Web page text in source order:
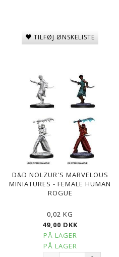
TILFØJ ØNSKELISTE
D&D NOLZUR'S MARVELOUS
MINIATURES - FEMALE HUMAN
ROGUE
0,02 KG
49,00 DKK
PÅ LAGER
PÅ LAGER